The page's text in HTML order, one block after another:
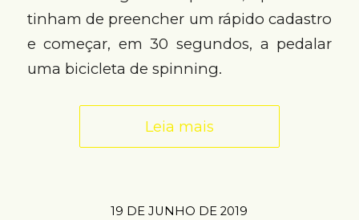
tinham de preencher um rápido cadastro
e começar, em 30 segundos, a pedalar
uma bicicleta de spinning.
Leia mais
19 DE JUNHO DE 2019